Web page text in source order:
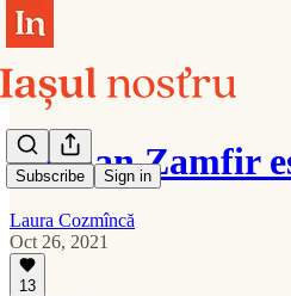
Subscribe Sign in
Bogdan Zamfir
Laura Cozmîncă
Oct 26, 2021
13